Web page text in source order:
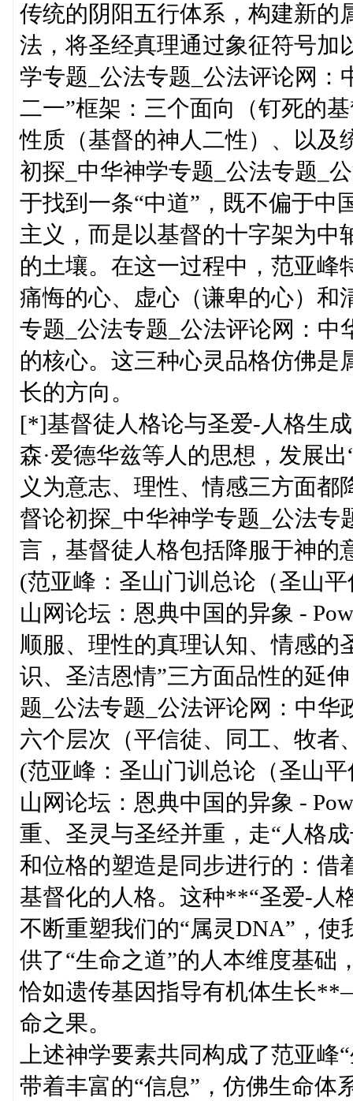
传统的阴阳五行体系，构建新的
法，将圣经真理通过象征符号加
学专题_公法专题_公法评论网：
二一”框架：三个面向（钉死的
性质（基督的神人二性）、以及
初探_中华神学专题_公法专题_
于找到一条“中道”，既不偏于中
主义，而是以基督的十字架为中
的土壤。在这一过程中，范亚
痛悔的心、虚心（谦卑的心）和
专题_公法专题_公法评论网：
的核心。这三种心灵品格仿佛是
长的方向。
[*]基督徒人格论与圣爱-人格生
森·爱德华兹等人的思想，发展
义为意志、理性、情感三方面
督论初探_中华神学专题_公法
言，基督徒人格包括降服于神的
(范亚峰：圣山门训总论（圣山
山网论坛：恩典中国的异象 -
顺服、理性的真理认知、情感的
识、圣洁恩情”三方面品性的延
题_公法专题_公法评论网：中
六个层次（平信徒、同工、牧者
(范亚峰：圣山门训总论（圣山
山网论坛：恩典中国的异象 -
重、圣灵与圣经并重，走“人格
和位格的塑造是同步进行的：借
基督化的人格。这种**“圣爱-人
不断重塑我们的“属灵DNA”，
供了“生命之道”的人本维度基础
恰如遗传基因指导有机体生长
命之果。
上述神学要素共同构成了范亚
带着丰富的“信息”，仿佛生命体